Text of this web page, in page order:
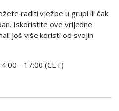
raditi vježbe u grupi ili čak
Iskoristite ove vrijedne
još više koristi od svojih
- 17:00 (CET)